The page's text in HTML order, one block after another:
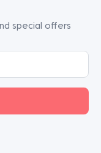
special offers